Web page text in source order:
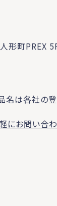
形町PREX
は各社の
にお問い合わ